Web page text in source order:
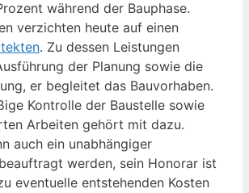
während der Bauphase.
verzichten heute auf einen
. Zu dessen Leistungen
der Planung sowie die
er begleitet das Bauvorhaben.
Kontrolle der Baustelle sowie
Arbeiten gehört mit dazu.
auch ein unabhängiger
werden, sein Honorar ist
eventuelle entstehenden Kosten